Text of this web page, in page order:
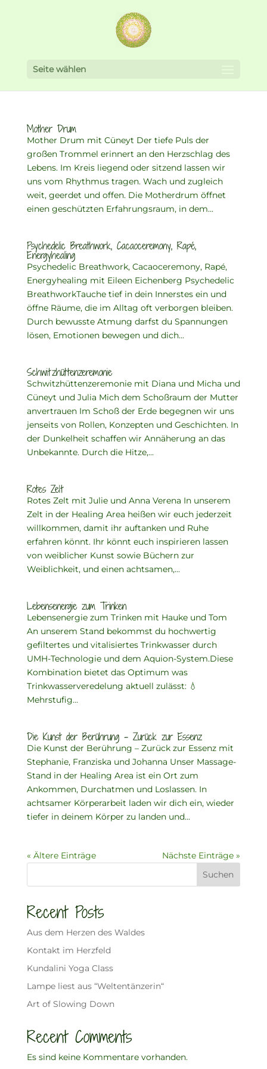
Seite wählen
Mother Drum
Mother Drum mit Cüneyt Der tiefe Puls der
großen Trommel erinnert an den Herzschlag des
Lebens. Im Kreis liegend oder sitzend lassen wir
uns vom Rhythmus tragen. Wach und zugleich
weit, geerdet und offen. Die Motherdrum öffnet
einen geschützten Erfahrungsraum, in dem...
Psychedelic Breathwork, Cacaoceremony, Rapé,
Energyhealing
Psychedelic Breathwork, Cacaoceremony, Rapé,
Energyhealing mit Eileen Eichenberg Psychedelic
BreathworkTauche tief in dein Innerstes ein und
öffne Räume, die im Alltag oft verborgen bleiben.
Durch bewusste Atmung darfst du Spannungen
lösen, Emotionen bewegen und dich...
Schwitzhüttenzeremonie
Schwitzhüttenzeremonie mit Diana und Micha und
Cüneyt und Julia Mich dem Schoßraum der Mutter
anvertrauen Im Schoß der Erde begegnen wir uns
jenseits von Rollen, Konzepten und Geschichten. In
der Dunkelheit schaffen wir Annäherung an das
Unbekannte. Durch die Hitze,...
Rotes Zelt
Rotes Zelt mit Julie und Anna Verena In unserem
Zelt in der Healing Area heißen wir euch jederzeit
willkommen, damit ihr auftanken und Ruhe
erfahren könnt. Ihr könnt euch inspirieren lassen
von weiblicher Kunst sowie Büchern zur
Weiblichkeit, und einen achtsamen,...
Lebensenergie zum Trinken
Lebensenergie zum Trinken mit Hauke und Tom
An unserem Stand bekommst du hochwertig
gefiltertes und vitalisiertes Trinkwasser durch
UMH-Technologie und dem Aquion-System.Diese
Kombination bietet das Optimum was
Trinkwasserveredelung aktuell zulässt: 💧
Mehrstufig...
Die Kunst der Berührung – Zurück zur Essenz
Die Kunst der Berührung – Zurück zur Essenz mit
Stephanie, Franziska und Johanna Unser Massage-
Stand in der Healing Area ist ein Ort zum
Ankommen, Durchatmen und Loslassen. In
achtsamer Körperarbeit laden wir dich ein, wieder
tiefer in deinem Körper zu landen und...
« Ältere Einträge
Nächste Einträge »
Suchen
Recent Posts
Aus dem Herzen des Waldes
Kontakt im Herzfeld
Kundalini Yoga Class
Lampe liest aus “Weltentänzerin“
Art of Slowing Down
Recent Comments
Es sind keine Kommentare vorhanden.